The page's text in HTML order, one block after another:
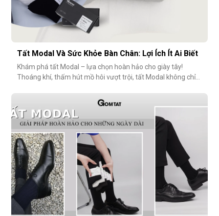
Tất Modal Và Sức Khỏe Bàn Chân: Lợi Ích Ít Ai Biết
Khám phá tất Modal – lựa chọn hoàn hảo cho giày tây!
Thoáng khí, thấm hút mồ hôi vượt trội, tất Modal không chỉ
ngăn mùi hôi và bệnh da liễu. Hãy cùng khám phá lý do vì sao
tất Modal đang trở thành xu hướng không thể thiếu cho các
quý ông hiện đ